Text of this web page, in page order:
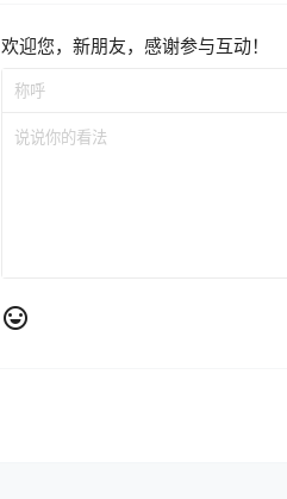
欢迎您，新朋友，感谢参与互动！